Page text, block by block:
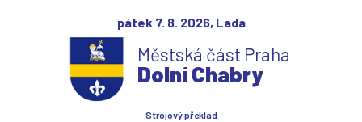
pátek 7. 8. 2026, Lada
Městská část Praha
Dolní Chabry
Strojový překlad